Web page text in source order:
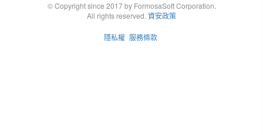
© Copyright since 2017 by FormosaSoft Corporation.
All rights reserved. 資安政策
隱私權 服務條款